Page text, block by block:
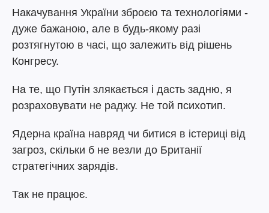
Накачування України зброєю та технологіями -
дуже бажаною, але в будь-якому разі
розтягнутою в часі, що залежить від рішень
Конгресу.
На те, що Путін злякається і дасть задню, я
розраховувати не раджу. Не той психотип.
Ядерна країна навряд чи битися в істериці від
загроз, скільки б не везли до Британії
стратегічних зарядів.
Так не працює.